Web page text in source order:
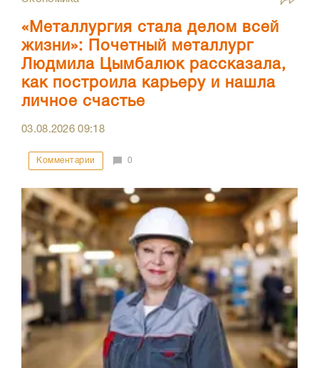
«Металлургия стала делом всей
жизни»: Почетный металлург
Людмила Цымбалюк рассказала,
как построила карьеру и нашла
личное счастье
03.08.202609:18
Комментарии 0